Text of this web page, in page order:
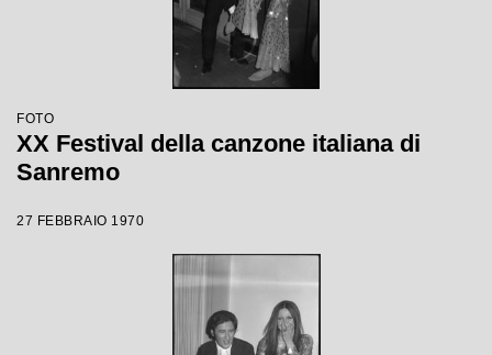
FOTO
XX Festival della canzone italiana di
Sanremo
27 FEBBRAIO 1970